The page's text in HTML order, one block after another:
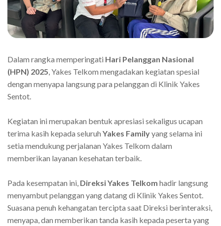
Dalam rangka memperingati Hari Pelanggan Nasional
(HPN) 2025, Yakes Telkom mengadakan kegiatan spesial
dengan menyapa langsung para pelanggan di Klinik Yakes
Sentot.
Kegiatan ini merupakan bentuk apresiasi sekaligus ucapan
terima kasih kepada seluruh Yakes Familyyang selama ini
setia mendukung perjalanan Yakes Telkom dalam
memberikan layanan kesehatan terbaik.
Pada kesempatan ini, Direksi Yakes Telkom hadir langsung
menyambut pelanggan yang datang di Klinik Yakes Sentot.
Suasana penuh kehangatan tercipta saat Direksi berinteraksi,
menyapa, dan memberikan tanda kasih kepada peserta yang